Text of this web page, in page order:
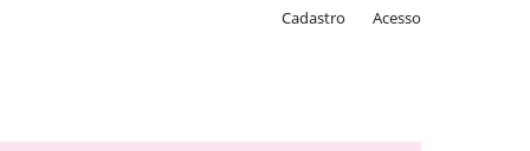
Cadastro Acesso